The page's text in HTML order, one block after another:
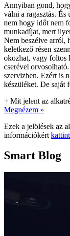
Annyiban gond,
válni a ragasztás.
nem hogy időt nem
munkadíjat, mert
Nem beszélve arról,
keletkező résen
okozhat, vagy foltos
cserével
szervizben. Ezért is
készüléket. De saját
+ Mit jelent az
Megnézem »
Ezek a jelölések az
információkért
Smart Blog